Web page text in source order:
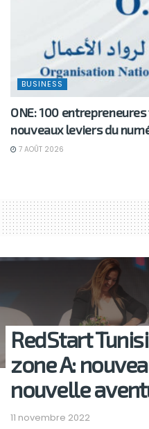
BUSINESS
ONE: 100
nouveaux leviers du
7 AOÛT 2026
RedStart
zone A:
nouvelle
11 novembre 2022